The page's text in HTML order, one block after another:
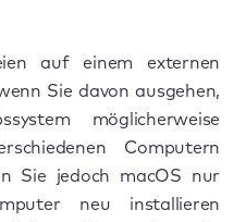
auf einem externen
Sie davon ausgehen,
möglicherweise
Computern
Sie jedoch macOS nur
neu installieren